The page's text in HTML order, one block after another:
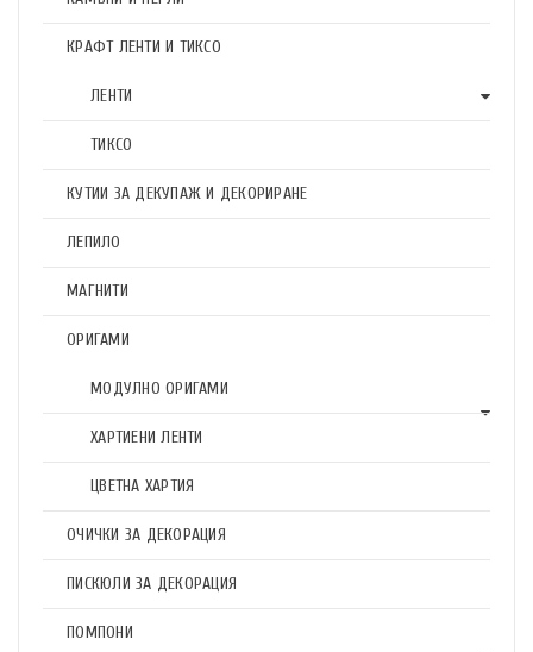
КРАФТ ЛЕНТИ И ТИКСО
ЛЕНТИ
ТИКСО
КУТИИ ЗА ДЕКУПАЖ И ДЕКОРИРАНЕ
ЛЕПИЛО
МАГНИТИ
ОРИГАМИ
МОДУЛНО ОРИГАМИ
ХАРТИЕНИ ЛЕНТИ
ЦВЕТНА ХАРТИЯ
ОЧИЧКИ ЗА ДЕКОРАЦИЯ
ПИСКЮЛИ ЗА ДЕКОРАЦИЯ
ПОМПОНИ